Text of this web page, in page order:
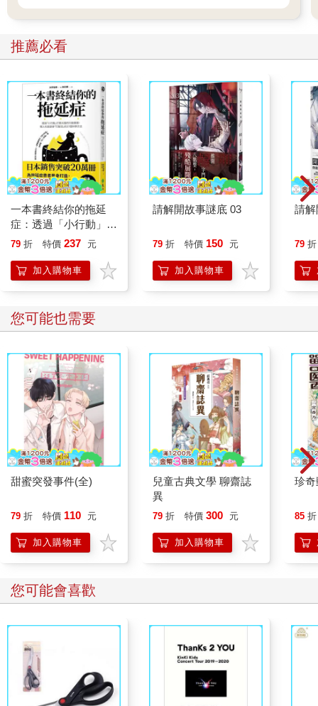
推薦必看
一本書終結你的拖延
症：透過「小行動」打
開大腦的行動開關，懶
的37個科學方法
79 折 特價 237 元
加入購物車
請解開故事謎底 03
79 折 特價 150 元
加入購物車
請解
79 折
您可能也需要
甜蜜突發事件(全)
79 折 特價 110 元
加入購物車
兒童古典文學 聊齋誌
異
79 折 特價 300 元
加入購物車
珍
85 折
您可能會喜歡